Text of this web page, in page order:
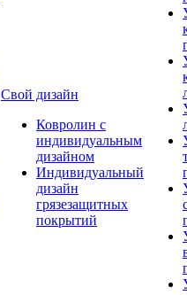
Свой дизайн
Ковролин с
индивидуальным
дизайном
Индивидуальный
дизайн
грязезащитных
покрытий